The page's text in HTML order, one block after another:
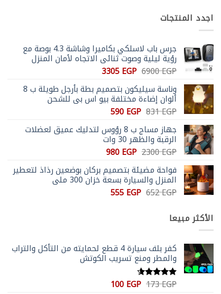
اجدد المنتجات
جرس باب لاسلكي بكاميرا وشاشة 4.3 بوصة مع
رؤية ليلية وصوت ثنائي الاتجاه لأمان المنزل
6900EGP السعر
هو:
6900 EGP.
3305EGP السعر
هو:
3305 EGP.
وناسة سيليكون بتصميم بطة بأرجل طويلة ب 8
ألوان إضاءة مختلفة بيو اس بي للشحن
831EGP السعر
هو:
831 EGP.
590EGP السعر
هو:
590 EGP.
جهاز مساج ب 8 رؤوس لتدليك عميق لعضلات
الرقبة والظهر 30 وات
2300EGP السعر
هو:
2300 EGP.
980EGP السعر
هو:
980 EGP.
فواحة مضيئة بتصميم بركان بوضعين رذاذ لتعطير
المنزل والسيارة بسعة خزان 300 ملي
652EGP السعر555EGP السعر
الأكثر مبيعا
كفر بلف سيارة 4 قطع لحمايته من التأكل والتراب
والمطر ومنع تسريب الكوتش
تم التقييم
173EGP السعر100EGP السعر